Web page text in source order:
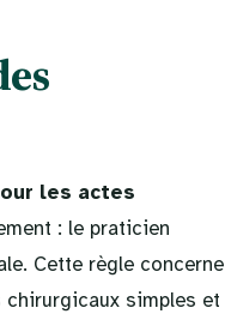
les actes
: le praticien
Cette règle concerne
simples et